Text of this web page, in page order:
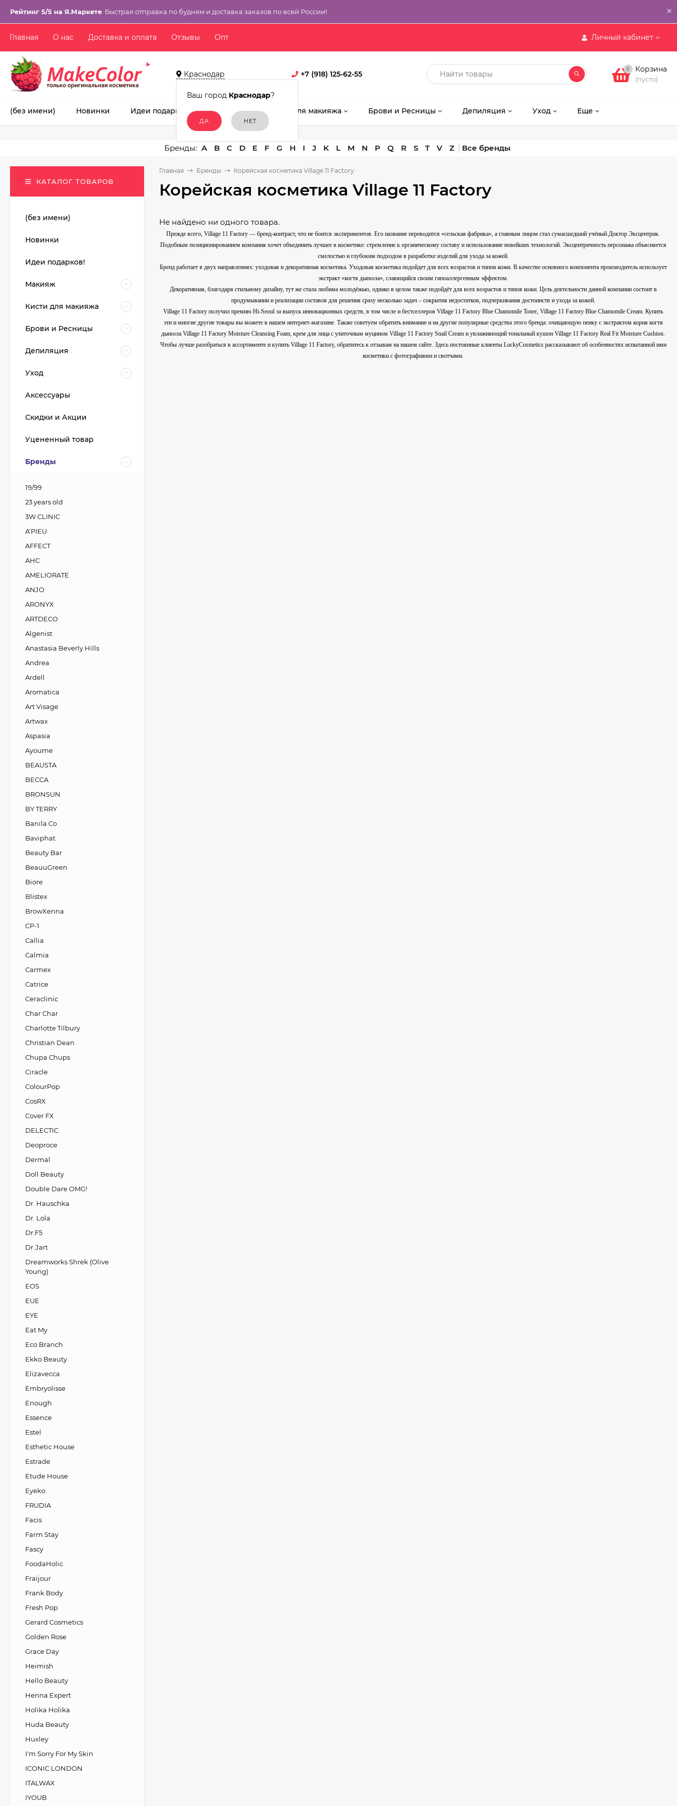
Рейтинг 5/5 на Я.Маркете . Быстрая отправка по будням и доставка заказов по всей России! ×
Личный кабинет
Главная О нас Доставка и оплата Отзывы Опт
Краснодар
Ваш город Краснодар?
+7 (918) 125-62-55
0 Корзина
(пусто)
(без имени) Новинки Идеи подарков! Макияж Кисти для макияжа Брови и Ресницы Депиляция Уход Еще
A B C D E F G H I J K L M N P Q R S T V Z
Главная Бренды Корейская косметика Village 11 Factory
Корейская косметика Village 11 Factory
Не найдено ни одного товара.
Прежде всего, Village 11 Factory — бренд-контраст, что не боится экспериментов. Его название переводится «сельская фабрика», а главным лицом стал сумасшедший учёный Доктор Эксцентрик.
Подобным позиционированием компания хочет объединить лучшее в косметике: стремление к органическому составу и использование новейших технологий. Эксцентричность персонажа объясняется
смелостью и глубоким подходом в разработке изделий для ухода за кожей.
Бренд работает в двух направлениях: уходовая и декоративная косметика. Уходовая косметика подойдет для всех возрастов и типов кожи. В качестве основного компонента производитель использует
экстракт «когтя дьявола», славящийся своим гипоаллергенным эффектом.
Декоративная, благодаря стильному дизайну, тут же стала любима молодёжью, однако в целом также подойдёт для всех возрастов и типов кожи. Цель деятельности данной компании состоит в
продумывании и реализации составов для решения сразу несколько задач – сокрытия недостатков, подчеркивания достоинств и ухода за кожей.
Village 11 Factory получил премию Hi-Seoul за выпуск инновационных средств, в том числе и бестселлеров Village 11 Factory Blue Chamomile Toner, Village 11 Factory Blue Chamomile Cream. Купить
эти и многие другие товары вы можете в нашем интернет-магазине. Также советуем обратить внимание и на другие популярные средства этого бренда: очищающую пенку с экстрактом корня когтя
дьявола Village 11 Factory Moisture Cleansing Foam, крем для лица с улиточным муцином Village 11 Factory Snail Cream и увлажняющий тональный кушон Village 11 Factory Real Fit Moisture Cushion.
Чтобы лучше разобраться в ассортименте и купить Village 11 Factory, обратитесь к отзывам на нашем сайте. Здесь постоянные клиенты LuckyCosmetics рассказывают об особенностях испытанной ими
косметики с фотографиями и свотчами.
КАТАЛОГ ТОВАРОВ
(без имени)
Новинки
Идеи подарков!
Макияж
Кисти для макияжа
Брови и Ресницы
Депиляция
Уход
Аксессуары
Скидки и Акции
Уцененный товар
Бренды
19/99
23 years old
3W CLINIC
A'PIEU
AFFECT
AHC
AMELIORATE
ANJO
ARONYX
ARTDECO
Algenist
Anastasia Beverly Hills
Andrea
Ardell
Aromatica
Art Visage
Artwax
Aspasia
Ayoume
BEAUSTA
BECCA
BRONSUN
BY TERRY
Banila Co
Baviphat
Beauty Bar
BeauuGreen
Biore
Blistex
BrowXenna
CP-1
Callia
Calmia
Carmex
Catrice
Ceraclinic
Char Char
Charlotte Tilbury
Christian Dean
Chupa Chups
Ciracle
ColourPop
CosRX
Cover FX
DELECTIC
Deoproce
Dermal
Doll Beauty
Double Dare OMG!
Dr. Hauschka
Dr. Lola
Dr.F5
Dr.Jart
Dreamworks Shrek (Olive
Young)
EOS
EUE
EYE
Eat My
Eco Branch
Ekko Beauty
Elizavecca
Embryolisse
Enough
Essence
Estel
Esthetic House
Estrade
Etude House
Eyeko
FRUDIA
Facis
Farm Stay
Fascy
FoodaHolic
Fraijour
Frank Body
Fresh Pop
Gerard Cosmetics
Golden Rose
Grace Day
Heimish
Hello Beauty
Henna Expert
Holika Holika
Huda Beauty
Huxley
I'm Sorry For My Skin
ICONIC LONDON
ITALWAX
IYOUB